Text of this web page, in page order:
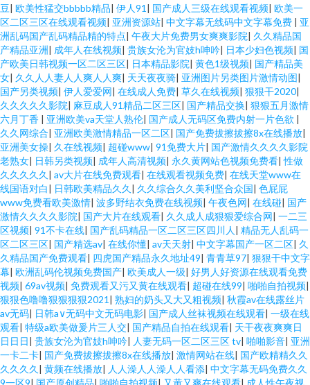
豆| 欧美性猛交bbbbb精品| 伊人91 | 国产成人三级在线观看视频| 欧美一
区二区三区在线观看视频| 亚洲资源站| 中文字幕无线码中文字幕免费 | 亚
洲乱码国产乱码精品精的特点| 午夜大片免费男女爽爽影院| 久久精品国
产精品亚洲| 成年人在线视频| 贵族女沦为官妓h呻吟| 日本少妇色视频| 国
产欧美日韩视频一区二区三区| 日本精品影院| 黄色1级视频| 国产精品美
女| 久久人人妻人人爽人人爽| 天天夜夜骑| 亚洲图片另类图片激情动图|
国产另类视频| 伊人爱爱网| 在线成人免费| 草久在线视频| 狠狠干2020|
久久久久久影院| 麻豆成人91精品二区三区| 国产精品交换| 狠狠五月激情
六月丁香 | 亚洲欧美va天堂人熟伦| 国产成人无码区免费内射一片色欲 |
久久网综合| 亚洲欧美激情精品一区二区| 国产免费拔擦拔擦8x在线播放|
亚洲美女操| 久在线视频| 超碰www| 91免费大片| 国产激情久久久久影院
老熟女| 日韩另类视频| 成年人高清视频| 永久黄网站色视频免费看|性做
久久久久久 | av大片在线免费观看| 在线观看视频免费| 在线天堂www在
线国语对白| 日韩欧美精品久久 | 久久综合久久美利坚合众国| 色屁屁
www免费看欧美激情| 波多野结衣免费在线视频| 午夜色网| 在线碰| 国产
激情久久久久影院| 国产大片在线观看| 久久成人成狠狠爱综合网| 一二三
区视频| 91不卡在线| 国产乱码精品一区二区三区四川人 | 精品无人乱码一
区二区三区| 国产精选av| 在线你懂| av天天射| 中文字幕国产一区二区| 久
久精品国产免费观看| 四虎国产精品永久地址49| 青青草97| 狠狠干中文字
幕| 欧洲乱码伦视频免费国产| 欧美成人一级| 好男人好资源在线观看免费
视频| 69av视频| 免费观看又污又黄在线观看| 超碰在线99| 啪啪自拍视频|
狠狠色噜噜狠狠狠狠2021 | 熟妇的奶头又大又粗视频| 秋霞av在线露丝片
av无码| 日韩a∨无码中文无码电影| 国产成人丝袜视频在线观看| 一级在线
观看| 特级a欧美做爰片三人交| 国产精品自拍在线观看| 天干夜夜爽爽日
日日日| 贵族女沦为官妓h呻吟| 人妻无码一区二区三区 tv| 啪啪影音| 亚洲
一卡二卡| 国产免费拔擦拔擦8x在线播放| 激情网站在线| 国产欧精精久久
久久久久 | 黄频在线播放| 人人澡人人澡人人看添| 中文字幕无码免费久久
9一区9| 国产原创精品| 啪啪自拍视频| 又黄又爽在线观看| 成人性午夜视